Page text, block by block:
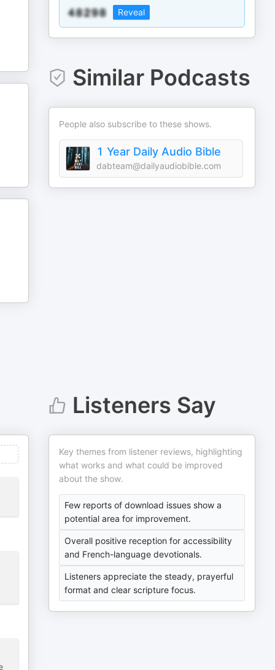
Reveal
Similar Podcasts
People also subscribe to these shows.
1 Year Daily Audio Bible
dabteam@dailyaudiobible.com
Listeners Say
Key themes from listener reviews, highlighting
what works and what could be improved
about the show.
Few reports of download issues show a
potential area for improvement.
Overall positive reception for accessibility
and French-language devotionals.
Listeners appreciate the steady, prayerful
format and clear scripture focus.